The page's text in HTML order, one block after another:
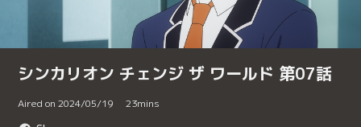
シンカリオン チェンジ ザ ワールド 第07話
Aired on 2024/05/19 23mins